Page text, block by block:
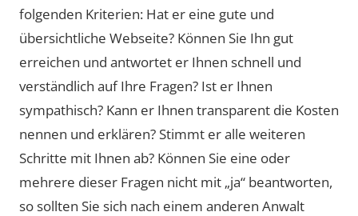
folgenden Kriterien: Hat er eine gute und
übersichtliche Webseite? Können Sie Ihn gut
erreichen und antwortet er Ihnen schnell und
verständlich auf Ihre Fragen? Ist er Ihnen
sympathisch? Kann er Ihnen transparent die Kosten
nennen und erklären? Stimmt er alle weiteren
Schritte mit Ihnen ab? Können Sie eine oder
mehrere dieser Fragen nicht mit „ja“ beantworten,
so sollten Sie sich nach einem anderen Anwalt